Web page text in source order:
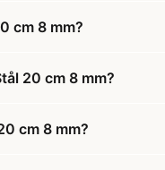
cm 8 mm?
20 cm 8 mm?
cm 8 mm?